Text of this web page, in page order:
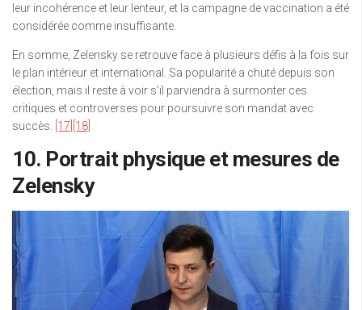
leur incohérence et leur lenteur, et la campagne de vaccination a été
considérée comme insuffisante.
En somme, Zelensky se retrouve face à plusieurs défis à la fois sur
le plan intérieur et international. Sa popularité a chuté depuis son
élection, mais il reste à voir s’il parviendra à surmonter ces
critiques et controverses pour poursuivre son mandat avec
succès.
[17] [18]
10. Portrait physique et mesures de
Zelensky